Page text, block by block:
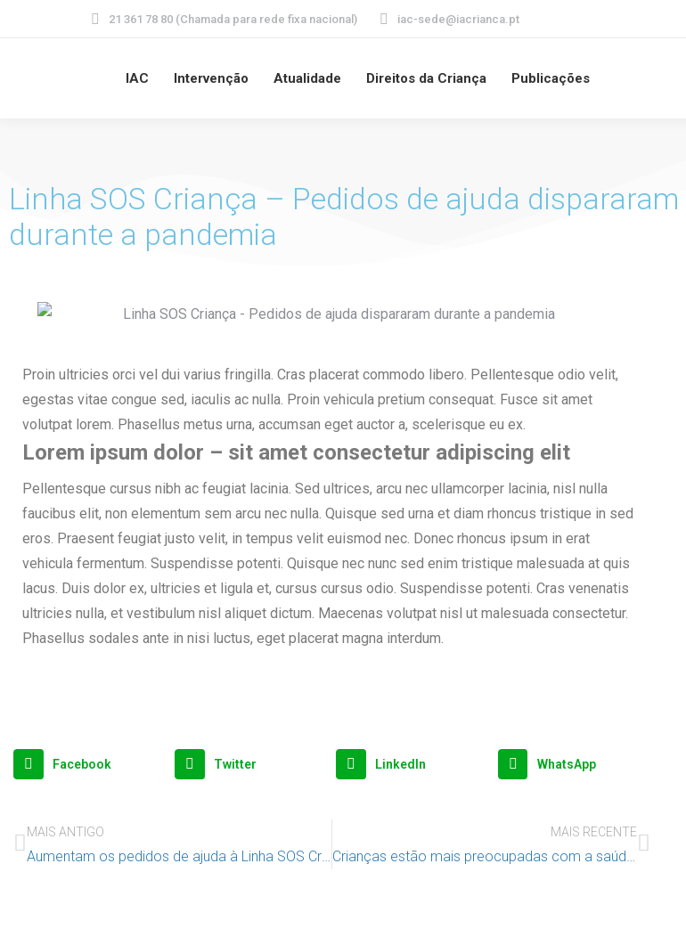
21 361 78 80 (Chamada para rede fixa nacional) iac-sede@iacrianca.pt
IAC Intervenção Atualidade Direitos da Criança Publicações
Linha SOS Criança – Pedidos de ajuda dispararam
durante a pandemia
Proin ultricies orci vel dui varius fringilla. Cras placerat commodo libero. Pellentesque odio velit,
egestas vitae congue sed, iaculis ac nulla. Proin vehicula pretium consequat. Fusce sit amet
volutpat lorem. Phasellus metus urna, accumsan eget auctor a, scelerisque eu ex.
Lorem ipsum dolor – sit amet consectetur adipiscing elit
Pellentesque cursus nibh ac feugiat lacinia. Sed ultrices, arcu nec ullamcorper lacinia, nisl nulla
faucibus elit, non elementum sem arcu nec nulla. Quisque sed urna et diam rhoncus tristique in sed
eros. Praesent feugiat justo velit, in tempus velit euismod nec. Donec rhoncus ipsum in erat
vehicula fermentum. Suspendisse potenti. Quisque nec nunc sed enim tristique malesuada at quis
lacus. Duis dolor ex, ultricies et ligula et, cursus cursus odio. Suspendisse potenti. Cras venenatis
ultricies nulla, et vestibulum nisl aliquet dictum. Maecenas volutpat nisl ut malesuada consectetur.
Phasellus sodales ante in nisi luctus, eget placerat magna interdum.
Facebook Twitter LinkedIn WhatsApp
MAIS ANTIGO MAIS RECENTE